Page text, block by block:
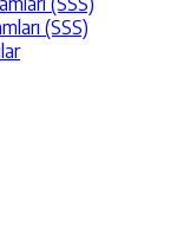
(SSS)